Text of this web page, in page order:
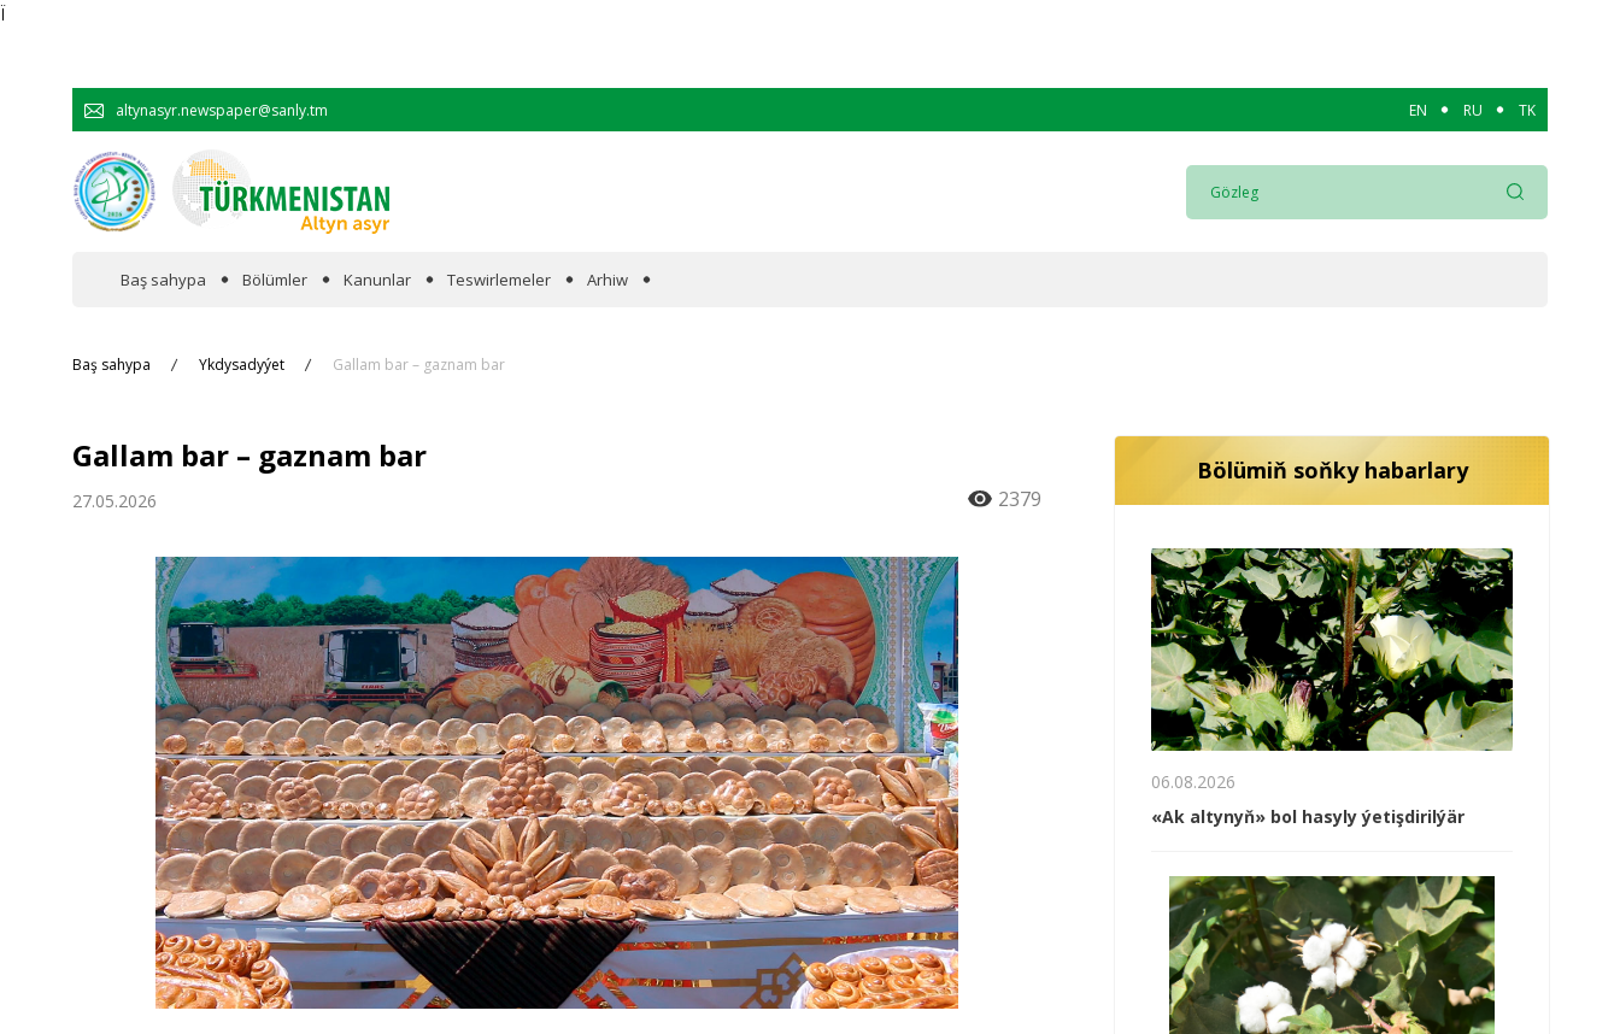
Ï
altynasyr.newspaper@sanly.tm EN RU TK
Baş sahypa Bölümler
Jemgyýet
Medeniýet
Ylym
Sport
Kanunlar Teswirlemeler Arhiw
Baş sahypa Ykdysadyýet Gallam bar – gaznam bar
Gallam bar – gaznam bar
27.05.2026 2379
Bölümiň soňky habarlary
06.08.2026
«Ak altynyň» bol hasyly ýetişdirilýär